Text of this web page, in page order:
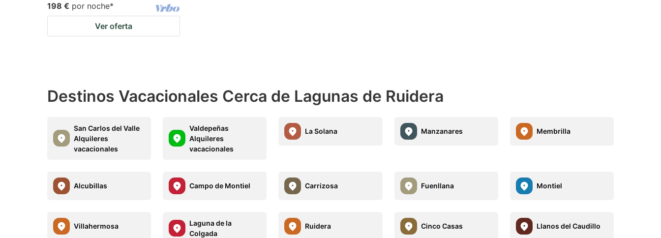
198 € por noche*
Ver oferta
Destinos Vacacionales Cerca de Lagunas de Ruidera
San Carlos del Valle
Alquileres
vacacionales
Valdepeñas
Alquileres
vacacionales
La Solana Manzanares Membrilla
Alcubillas Campo de Montiel Carrizosa Fuenllana Montiel
Villahermosa
Laguna de la
Colgada
Ruidera Cinco Casas Llanos del Caudillo